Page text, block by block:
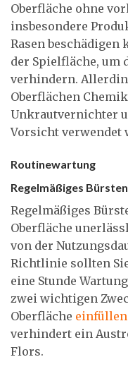
Oberfläche ohne
insbesondere
Rasen beschädigen
der Spielfläche, um
verhindern.
Oberflächen
Unkrautvernichter
Vorsicht verwendet
Routinewartung
Regelmäßiges Bürsten
Regelmäßiges
Oberfläche
von der
Richtlinie sollten
eine Stunde
zwei wichtigen
Oberfläche einfüllen
verhindert ein
Flors.